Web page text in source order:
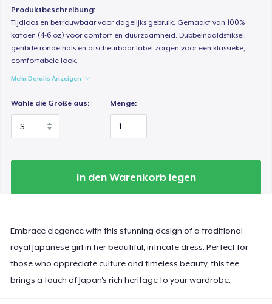
Produktbeschreibung:
Tijdloos en betrouwbaar voor dagelijks gebruik. Gemaakt van 100%
katoen (4-6 oz) voor comfort en duurzaamheid. Dubbelnaaldstiksel,
geribde ronde hals en afscheurbaar label zorgen voor een klassieke,
comfortabele look.
Mehr Details Anzeigen
Wähle die Größe aus: Menge:
In den Warenkorb legen
Embrace elegance with this stunning design of a traditional
royal Japanese girl in her beautiful, intricate dress. Perfect for
those who appreciate culture and timeless beauty, this tee
brings a touch of Japan's rich heritage to your wardrobe.